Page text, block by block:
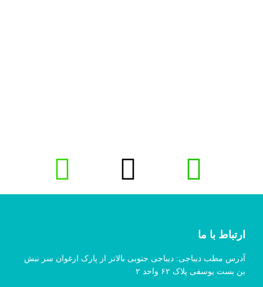
ارتباط با ما
آدرس مطب دیباجی: دیباجی جنوبی بالاتر از پارک ارغوان سر نبش
بن بست یوسفی پلاک ۶۲ واحد ۲